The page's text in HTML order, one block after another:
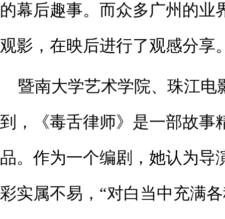
的幕后趣事。而众多广州的业
观影，在映后进行了观感分享
暨南大学艺术学院、珠江电
到，《毒舌律师》是一部故事
品。作为一个编剧，她认为导
彩实属不易，“对白当中充满